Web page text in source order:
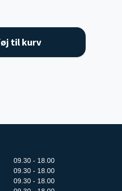
til kurv
09.30 - 18.00
09.30 - 18.00
09.30 - 18.00